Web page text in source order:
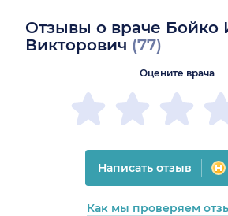
Отзывы о враче Бойко
Викторович (77)
Оцените врача
Написать отзыв
Как мы проверяем